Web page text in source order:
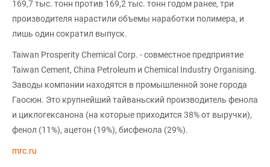
169,7 тыс. тонн против 169,2 тыс. тонн годом ранее, три
производителя нарастили объемы наработки полимера, и
лишь один сократил выпуск.
Taiwan Prosperity Chemical Corp. - совместное предприятие
Taiwan Cement, China Petroleum и Chemical Industry Organising.
Заводы компании находятся в промышленной зоне города
Гаосюн. Это крупнейший тайваньский производитель фенола
и циклогексанона (на которые приходится 38% от выручки),
фенол (11%), ацетон (19%), бисфенола (29%).
mrc.ru